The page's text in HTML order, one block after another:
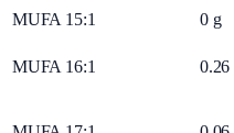
MUFA 15:1
0 g
MUFA 16:1 0.26